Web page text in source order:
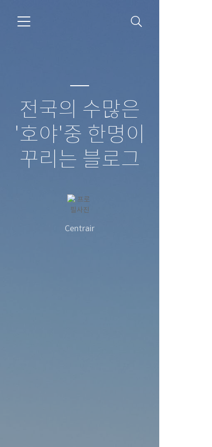
전국의 수많은
'호야'중 한명이
꾸리는 블로그
Centrair